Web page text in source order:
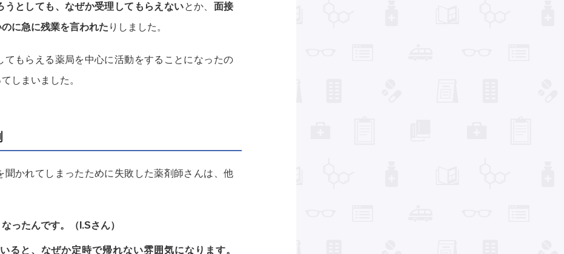
うとしても、なぜか受理してもらえないとか、 面接
に急に残業を言われた りしました。
もらえる薬局を中心に活動をすることになったの
しまいました。
聞かれてしまったために失敗した薬剤師さんは、他
ったんです。（I.Sさん）
ると、なぜか定時で帰れない雰囲気になります。